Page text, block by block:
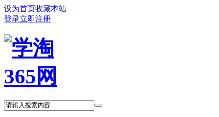
设为首页收藏本站
登录立即注册